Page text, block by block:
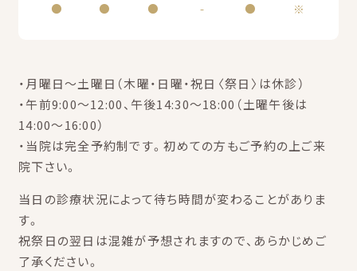
● ● ● - ● ※
・月曜日～土曜日（木曜・日曜・祝日〈祭日〉は休診）
・午前9:00～12:00、午後14:30～18:00（土曜午後は
14:00～16:00）
・当院は完全予約制です。初めての方もご予約の上ご来
院下さい。
当日の診療状況によって待ち時間が変わることがありま
す。
祝祭日の翌日は混雑が予想されますので、あらかじめご
了承ください。